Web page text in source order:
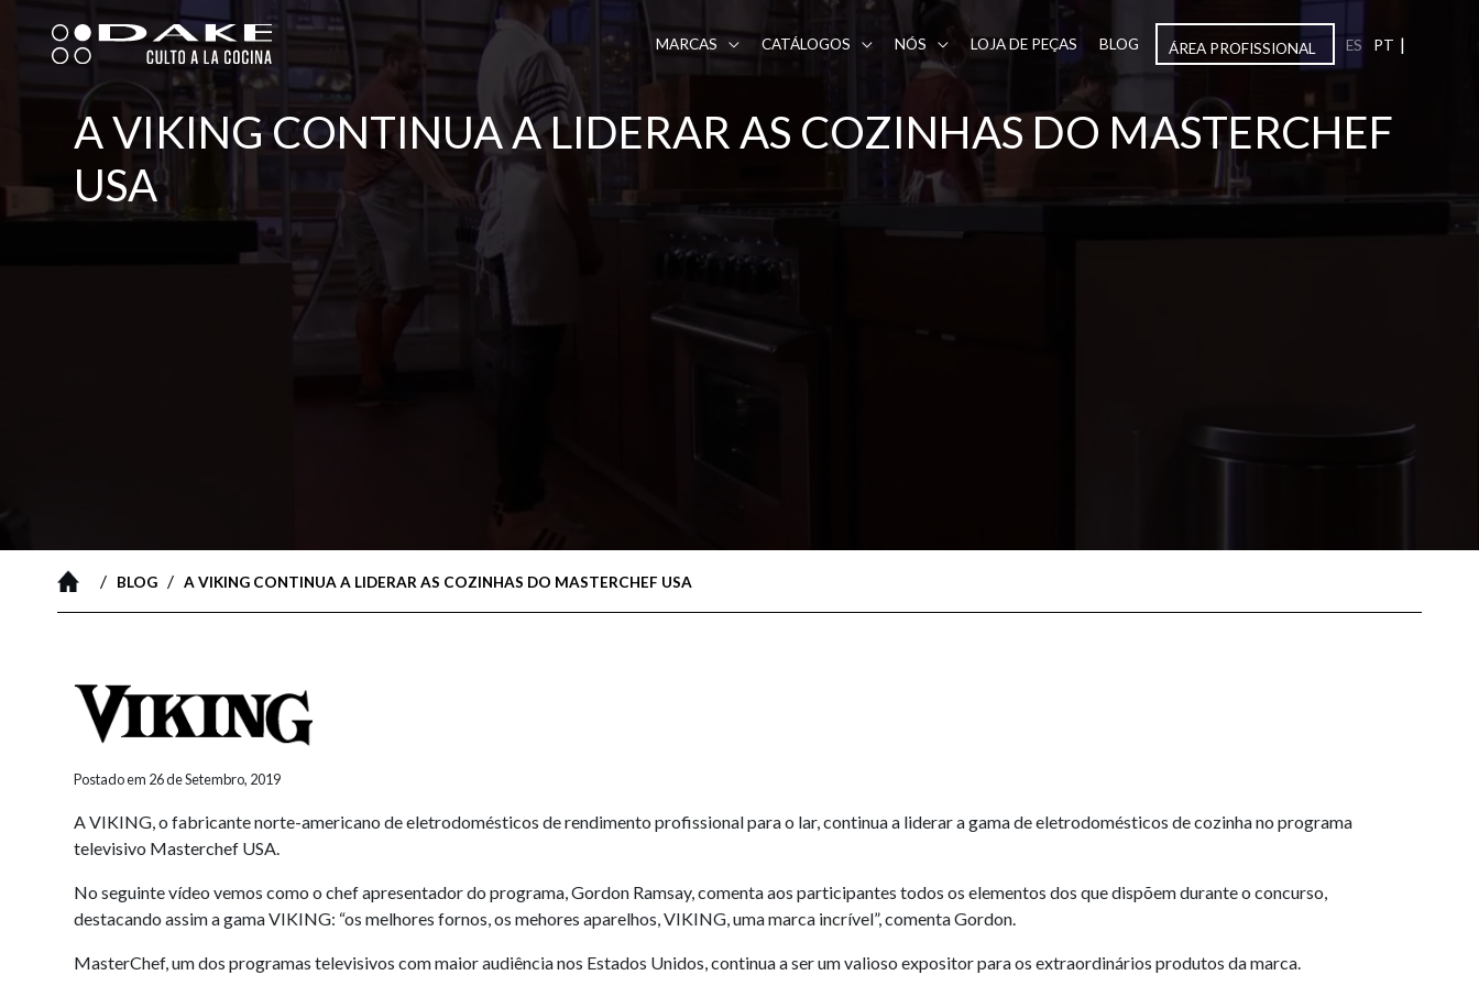
content
MARCAS CATÁLOGOS NÓS LOJA DE PEÇAS BLOG ÁREA PROFISSIONAL ES PT |
A VIKING CONTINUA A LIDERAR AS COZINHAS DO MASTERCHEF
USA
/ BLOG / A VIKING CONTINUA A LIDERAR AS COZINHAS DO MASTERCHEF USA
Postado em 26 de Setembro, 2019
A VIKING, o fabricante norte-americano de eletrodomésticos de rendimento profissional para o lar, continua a liderar a gama de eletrodomésticos de cozinha no programa
televisivo Masterchef USA.
No seguinte vídeo vemos como o chef apresentador do programa, Gordon Ramsay, comenta aos participantes todos os elementos dos que dispõem durante o concurso,
destacando assim a gama VIKING: “os melhores fornos, os mehores aparelhos, VIKING, uma marca incrível”, comenta Gordon.
MasterChef, um dos programas televisivos com maior audiência nos Estados Unidos, continua a ser um valioso expositor para os extraordinários produtos da marca.